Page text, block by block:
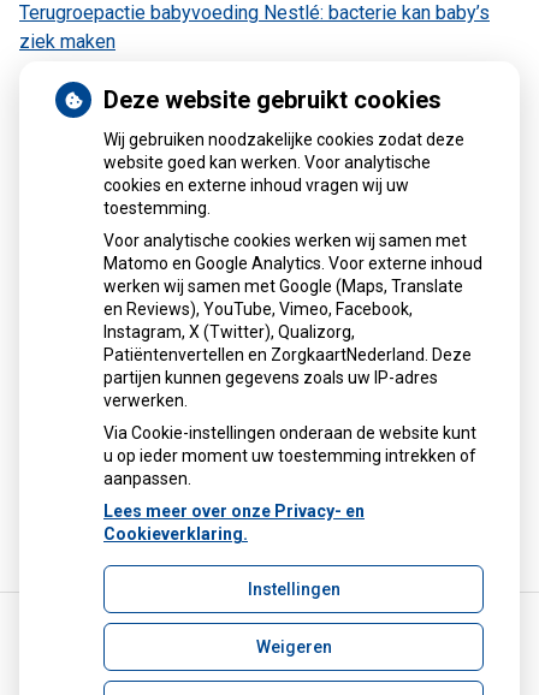
Terugroepactie babyvoeding Nestlé: bacterie kan baby’s
ziek maken
U heeft geen toestemming gegeven voor
externe inhouddie nodig is om dit te
zien.
Cookie-instellingen wijzigen
Uw Zorg Online |Beheer
info@apotheekondiep.nl
Deze website gebruikt cookies
Wij gebruiken noodzakelijke cookies zodat deze
website goed kan werken. Voor analytische
cookies en externe inhoud vragen wij uw
toestemming.
Voor analytische cookies werken wij samen met
Matomo en Google Analytics. Voor externe inhoud
werken wij samen met Google (Maps, Translate
en Reviews), YouTube, Vimeo, Facebook,
Instagram, X (Twitter), Qualizorg,
Patiëntenvertellen en ZorgkaartNederland. Deze
partijen kunnen gegevens zoals uw IP-adres
verwerken.
Via Cookie-instellingen onderaan de website kunt
u op ieder moment uw toestemming intrekken of
aanpassen.
Lees meer over onze Privacy- en
Cookieverklaring.
Instellingen
Weigeren